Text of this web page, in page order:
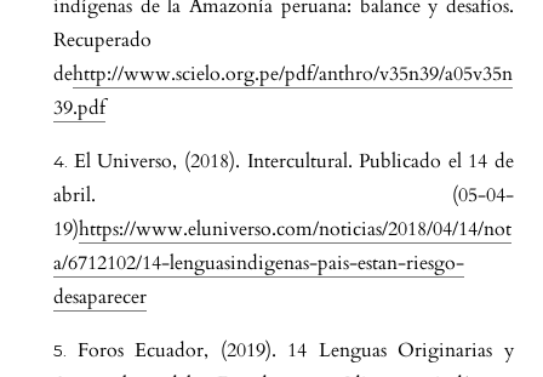
indígenas de la Amazonía peruana: balance y desafíos.
Recuperado
dehttp://www.scielo.org.pe/pdf/anthro/v35n39/a05v35n
39.pdf
El Universo, (2018). Intercultural. Publicado el 14 de
abril. (05-04-
19)https://www.eluniverso.com/noticias/2018/04/14/not
a/6712102/14-lenguasindigenas-pais-estan-riesgo-
desaparecer
Foros Ecuador, (2019). 14 Lenguas Originarias y